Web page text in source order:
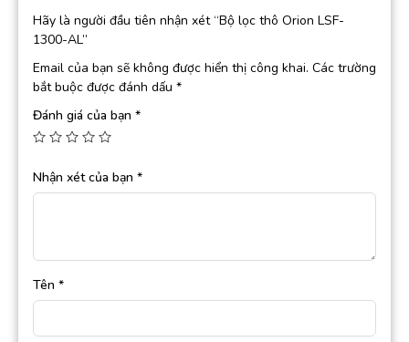
Hãy là người đầu tiên nhận xét “Bộ lọc thô Orion LSF-
1300-AL”
Email của bạn sẽ không được hiển thị công khai. Các trường
bắt buộc được đánh dấu *
Đánh giá của bạn *
Nhận xét của bạn *
Tên *